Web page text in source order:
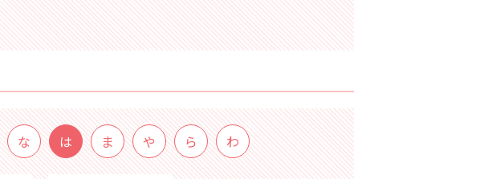
な は ま や ら わ